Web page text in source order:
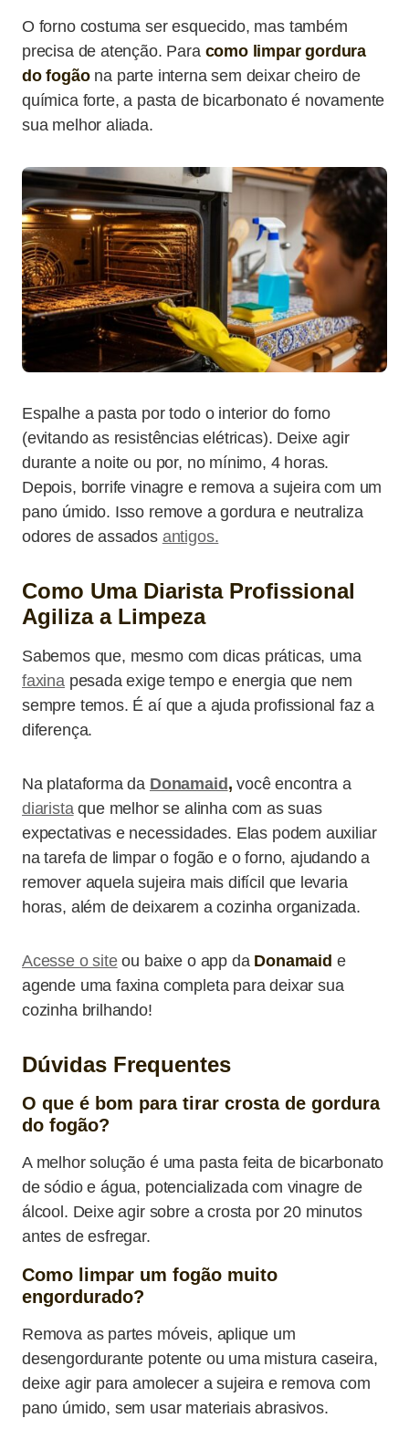
O forno costuma ser esquecido, mas também
precisa de atenção. Para como limpar gordura
do fogãona parte interna sem deixar cheiro de
química forte, a pasta de bicarbonato é novamente
sua melhor aliada.
Espalhe a pasta por todo o interior do forno
(evitando as resistências elétricas). Deixe agir
durante a noite ou por, no mínimo, 4 horas.
Depois, borrife vinagre e remova a sujeira com um
pano úmido. Isso remove a gordura e neutraliza
odores de assados antigos.
Como Uma Diarista Profissional
Agiliza a Limpeza
Sabemos que, mesmo com dicas práticas, uma
faxina pesada exige tempo e energia que nem
sempre temos. É aí que a ajuda profissional faz a
diferença.
Na plataforma da Donamaid, você encontra a
diarista que melhor se alinha com as suas
expectativas e necessidades. Elas podem auxiliar
na tarefa de limpar o fogão e o forno, ajudando a
remover aquela sujeira mais difícil que levaria
horas, além de deixarem a cozinha organizada.
Acesse o siteou baixe o app da Donamaid e
agende uma faxina completa para deixar sua
cozinha brilhando!
Dúvidas Frequentes
O que é bom para tirar crosta de gordura
do fogão?
A melhor solução é uma pasta feita de bicarbonato
de sódio e água, potencializada com vinagre de
álcool. Deixe agir sobre a crosta por 20 minutos
antes de esfregar.
Como limpar um fogão muito
engordurado?
Remova as partes móveis, aplique um
desengordurante potente ou uma mistura caseira,
deixe agir para amolecer a sujeira e remova com
pano úmido, sem usar materiais abrasivos.